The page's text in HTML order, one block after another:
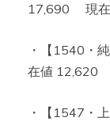
17,690 現在
・【1540
在値 12,620
・【1547